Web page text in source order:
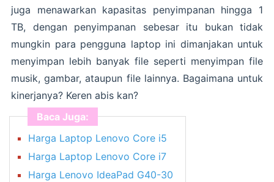
juga menawarkan kapasitas penyimpanan hingga 1
TB, dengan penyimpanan sebesar itu bukan tidak
mungkin para pengguna laptop ini dimanjakan untuk
menyimpan lebih banyak file seperti menyimpan file
musik, gambar, ataupun file lainnya. Bagaimana untuk
kinerjanya? Keren abis kan?
Baca Juga:
Harga Laptop Lenovo Core i5
Harga Laptop Lenovo Core i7
Harga Lenovo IdeaPad G40-30